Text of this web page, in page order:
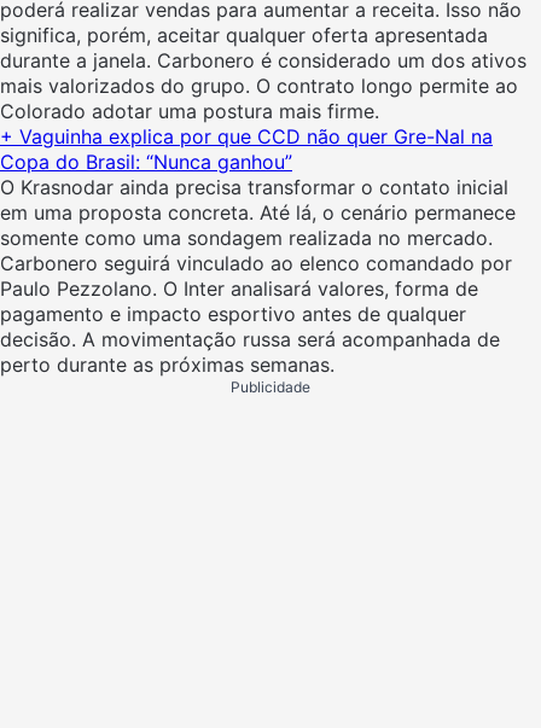
poderá realizar vendas para aumentar a receita. Isso não
significa, porém, aceitar qualquer oferta apresentada
durante a janela. Carbonero é considerado um dos ativos
mais valorizados do grupo. O contrato longo permite ao
Colorado adotar uma postura mais firme.
+ Vaguinha explica por que CCD não quer Gre-Nal na
Copa do Brasil: “Nunca ganhou”
O Krasnodar ainda precisa transformar o contato inicial
em uma proposta concreta. Até lá, o cenário permanece
somente como uma sondagem realizada no mercado.
Carbonero seguirá vinculado ao elenco comandado por
Paulo Pezzolano. O Inter analisará valores, forma de
pagamento e impacto esportivo antes de qualquer
decisão. A movimentação russa será acompanhada de
perto durante as próximas semanas.
Publicidade